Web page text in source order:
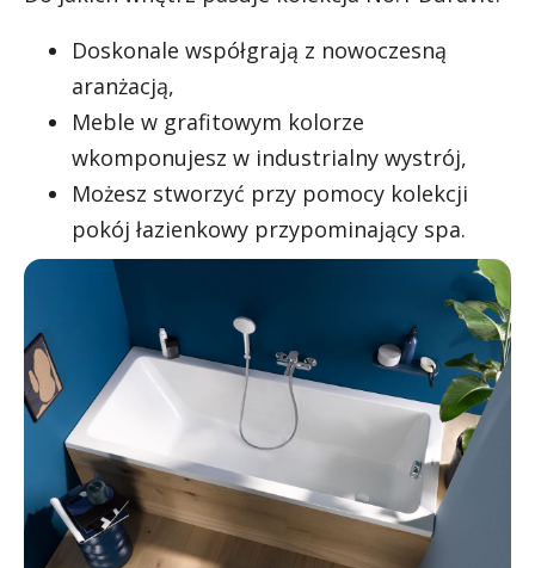
Doskonale współgrają z nowoczesną
aranżacją,
Meble w grafitowym kolorze
wkomponujesz w industrialny wystrój,
Możesz stworzyć przy pomocy kolekcji
pokój łazienkowy przypominający spa.